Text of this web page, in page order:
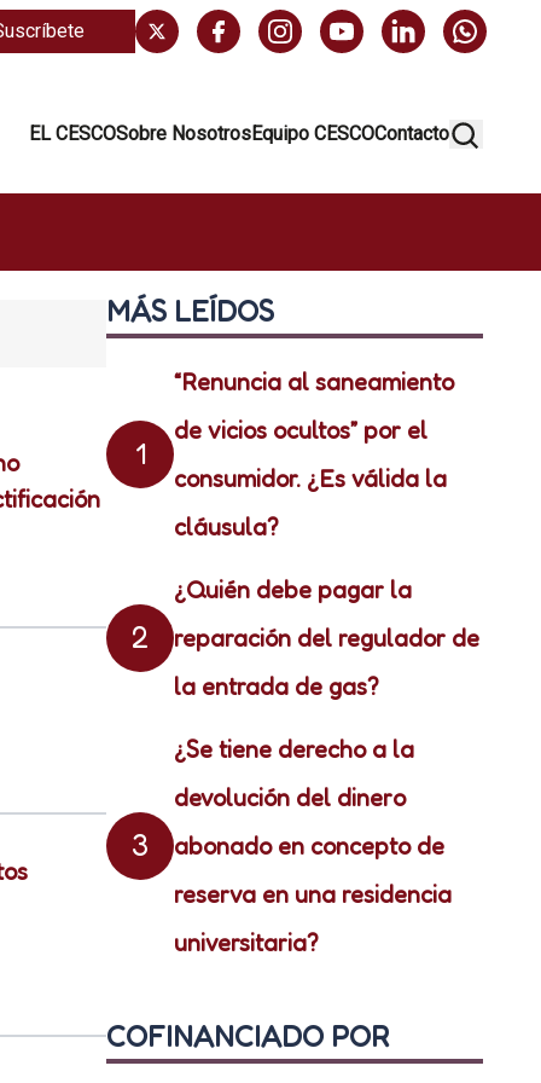
EL CESCOSobre NosotrosEquipo CESCOContacto
MÁS LEÍDOS
1
“Renuncia al saneamiento
de vicios ocultos” por el
consumidor. ¿Es válida la
cláusula?
2
¿Quién debe pagar la
reparación del regulador de
la entrada de gas?
3
¿Se tiene derecho a la
devolución del dinero
abonado en concepto de
reserva en una residencia
universitaria?
COFINANCIADO POR